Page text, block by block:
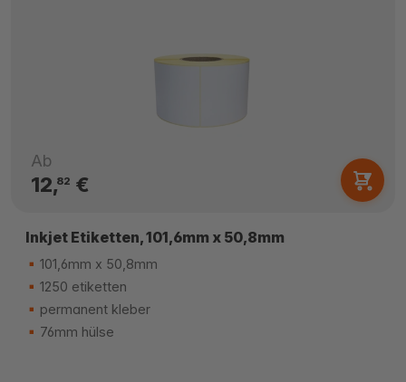
Ab
12,82 €
Inkjet Etiketten, 101,6mm x 50,8mm
101,6mm x 50,8mm
1250 etiketten
permanent kleber
76mm hülse